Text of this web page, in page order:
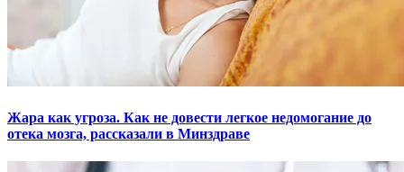
Жара как угроза. Как не довести легкое недомогание до
отека мозга, рассказали в Минздраве